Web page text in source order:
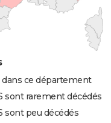
dans ce département
sont rarement décédés
sont peu décédés